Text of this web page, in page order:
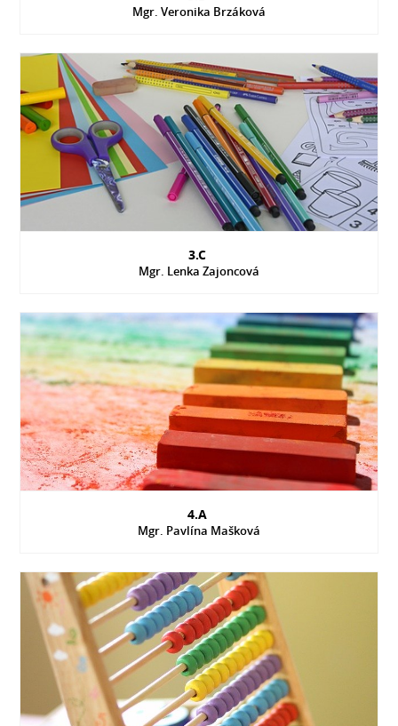
Mgr. Veronika Brzáková
3.C
Mgr. Lenka Zajoncová
4.A
Mgr. Pavlína Mašková